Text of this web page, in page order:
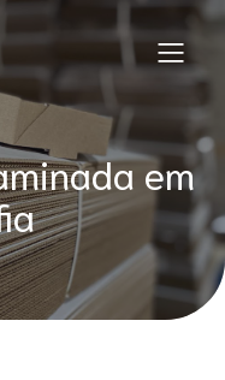
em